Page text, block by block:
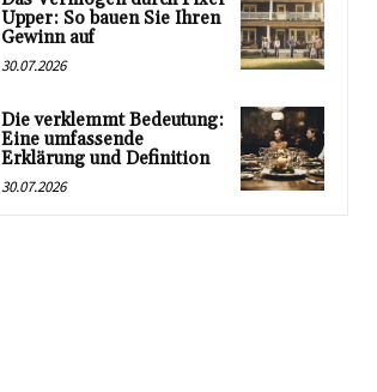
Upper: So bauen Sie Ihren
Gewinn auf
30.07.2026
Die verklemmt Bedeutung:
Eine umfassende
Erklärung und Definition
30.07.2026